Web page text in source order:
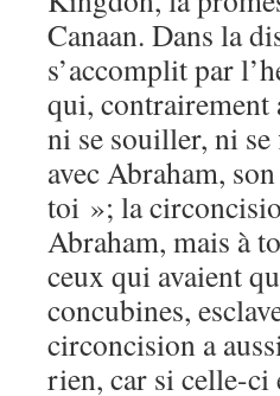
Canaan. Dans la
s’accomplit par
qui, contrairement
ni se souiller, ni
avec Abraham,
toi »; la
Abraham, mais à
ceux qui avaient
concubines,
circoncision a
rien, car si celle-ci